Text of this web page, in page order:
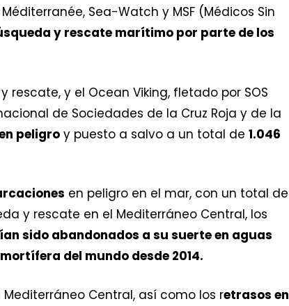
Sea-Watch y MSF (Médicos Sin
y rescate marítimo por parte de los
y el Ocean Viking, fletado por SOS
de Sociedades de la Cruz Roja y de la
peligro y puesto a salvo a un total de 1.046
en peligro en el mar, con un total de
y rescate en el Mediterráneo Central, los
sido abandonados a su suerte en aguas
del mundo desde 2014.
Mediterráneo Central, así como los retrasos en